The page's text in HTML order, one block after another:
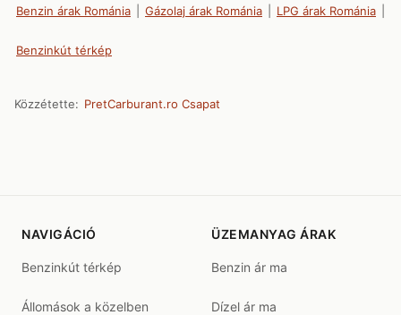
Benzin árak Románia Gázolaj árak Románia LPG árak Románia
Benzinkút térkép
Közzétette: PretCarburant.ro Csapat
NAVIGÁCIÓ
Benzinkút térkép
Állomások a közelben
ÜZEMANYAG ÁRAK
Benzin ár ma
Dízel ár ma